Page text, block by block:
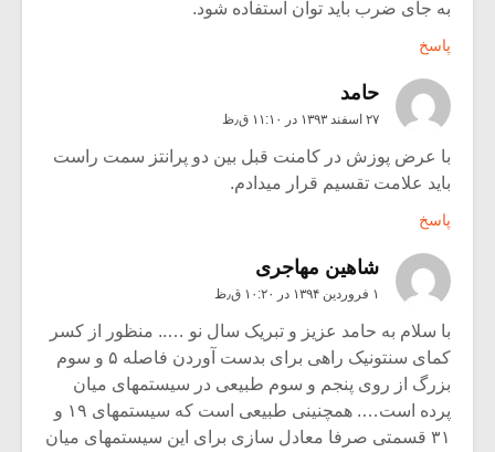
به جای ضرب باید توان استفاده شود.
پاسخ
حامد
۲۷ اسفند ۱۳۹۳ در ۱۱:۱۰ ق٫ظ
با عرض پوزش در کامنت قبل بین دو پرانتز سمت راست
باید علامت تقسیم قرار میدادم.
پاسخ
شاهین مهاجری
۱ فروردین ۱۳۹۴ در ۱۰:۲۰ ق٫ظ
با سلام به حامد عزیز و تبریک سال نو ….. منظور از کسر
کمای سنتونیک راهی برای بدست آوردن فاصله ۵ و سوم
بزرگ از روی پنجم و سوم طبیعی در سیستمهای میان
پرده است…. همچنینی طبیعی است که سیستمهای ۱۹ و
۳۱ قسمتی صرفا معادل سازی برای این سیستمهای میان